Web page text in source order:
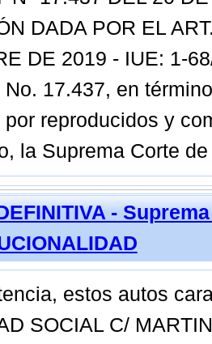
DADA POR EL
DE 2019 - IUE: 1-
No. 17.437, en
por reproducidos y
la Suprema Corte
-
estos autos
SOCIAL C/